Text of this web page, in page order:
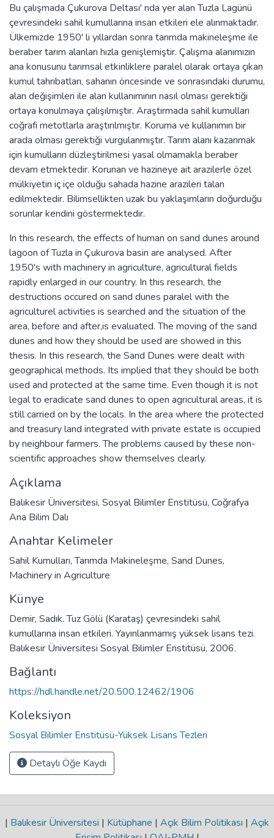
Bu çalışmada Çukurova Deltası' nda yer alan Tuzla Lagünü
çevresindeki sahil kumullarına insan etkileri ele alınmaktadır.
Ülkemizde 1950' li yıllardan sonra tarımda makineleşme ile
beraber tarım alanları hızla genişlemiştir. Çalışma alanımızın
ana konusunu tarımsal etkinliklere paralel olarak ortaya çıkan
kumul tahribatları, sahanın öncesinde ve sonrasındaki durumu,
alan değişimleri ile alan kullanımının nasıl olması gerektiği
ortaya konulmaya çalışılmıştır. Araştırmada sahil kumulları
coğrafi metotlarla araştırılmıştır. Koruma ve kullanımın bir
arada olması gerektiği vurgulanmıştır. Tarım alanı kazanmak
için kumulların düzleştirilmesi yasal olmamakla beraber
devam etmektedir. Korunan ve hazineye ait arazilerle özel
mülkiyetin iç içe olduğu sahada hazine arazileri talan
edilmektedir. Bilimsellikten uzak bu yaklaşımların doğurduğu
sorunlar kendini göstermektedir.
In this research, the effects of human on sand dunes around
lagoon of Tuzla in Çukurova basin are analysed. After
1950's with machinery in agriculture, agricultural fields
rapidly enlarged in our country. In this research, the
destructions occured on sand dunes paralel with the
agriculturel activities is searched and the situation of the
area, before and after,is evaluated. The moving of the sand
dunes and how they should be used are showed in this
thesis. In this research, the Sand Dunes were dealt with
geographical methods. Its implied that they should be both
used and protected at the same time. Even though it is not
legal to eradicate sand dunes to open agricultural areas, it is
still carried on by the locals. In the area where the protected
and treasury land integrated with private estate is occupied
by neighbour farmers. The problems caused by these non-
scientific approaches show themselves clearly.
Açıklama
Balıkesir Üniversitesi, Sosyal Bilimler Enstitüsü, Coğrafya
Ana Bilim Dalı
Anahtar Kelimeler
Sahil Kumulları,Tarımda Makineleşme, Sand Dunes,
Machinery in Agriculture
Künye
Demir, Sadık. Tuz Gölü (Karataş) çevresindeki sahil
kumullarına insan etkileri. Yayınlanmamış yüksek lisans tezi.
Balıkesir Üniversitesi Sosyal Bilimler Enstitüsü, 2006.
Bağlantı
https://hdl.handle.net/20.500.12462/1906
Koleksiyon
Sosyal Bilimler Enstitüsü-Yüksek Lisans Tezleri
Detaylı Öğe Kaydı
| Balıkesir Üniversitesi | Kütüphane | Açık Bilim Politikası | Açık